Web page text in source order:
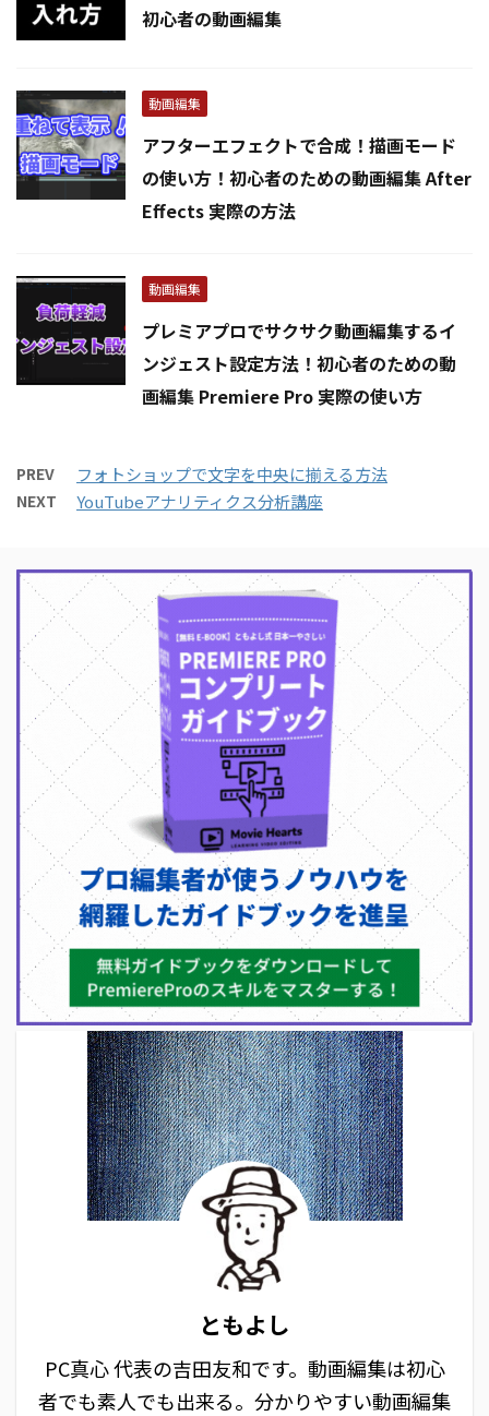
初心者の動画編集
動画編集
アフターエフェクトで合成！描画モード
の使い方！初心者のための動画編集 After
Effects 実際の方法
動画編集
プレミアプロでサクサク動画編集するイ
ンジェスト設定方法！初心者のための動
画編集 Premiere Pro 実際の使い方
PREV フォトショップで文字を中央に揃える方法
NEXT YouTubeアナリティクス分析講座
ともよし
PC真心 代表の吉田友和です。動画編集は初心
者でも素人でも出来る。分かりやすい動画編集